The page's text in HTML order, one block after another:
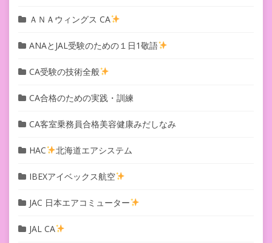
ＡＮＡウィングス CA
ANAとJAL受験のための１日1敬語
CA受験の技術全般
CA合格のための実践・訓練
CA客室乗務員合格美容健康みだしなみ
HAC 北海道エアシステム
IBEXアイベックス航空
JAC 日本エアコミューター
JAL CA